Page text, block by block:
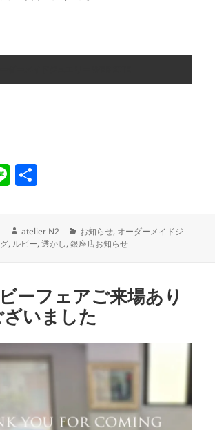
Li
作
成
atelier N2
カ
テ
お知らせ, オーダーメイドジ
, ルビー,透かし,銀座店お知らせ
ーフェアご来場あり
いました